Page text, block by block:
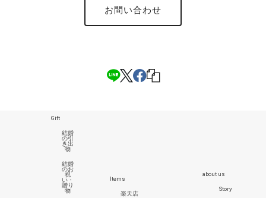
お問い合わせ
Gift
結婚
の引
き出
物
結婚
のお
祝
い・
贈り
物
Items
楽天店
about us
Story